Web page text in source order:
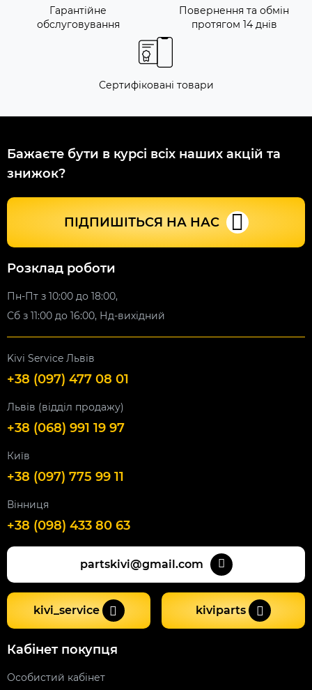
Гарантійне
обслуговування
Повернення та обмін
протягом 14 днів
Сертифіковані товари
Бажаєте бути в курсі всіх наших акцій та
знижок?
ПІДПИШІТЬСЯ НА НАС
Розклад роботи
Пн-Пт з 10:00 до 18:00,
Сб з 11:00 до 16:00, Нд-вихідний
Kivi Service Львів
+38 (097) 477 08 01
Львів (відділ продажу)
+38 (068) 991 19 97
Київ
+38 (097) 775 99 11
Вінниця
+38 (098) 433 80 63
partskivi@gmail.com
kivi_service kiviparts
Кабінет покупця
Особистий кабінет